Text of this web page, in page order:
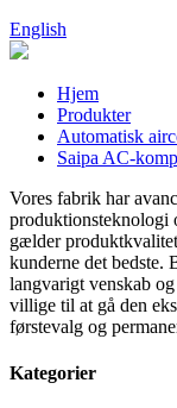
English
Hjem
Produkter
Automatisk
Saipa AC-
Vores fabrik har
produktionsteknologi
gælder
kunderne det bedste.
langvarigt venskab
villige til at gå den
førstevalg og
Kategorier